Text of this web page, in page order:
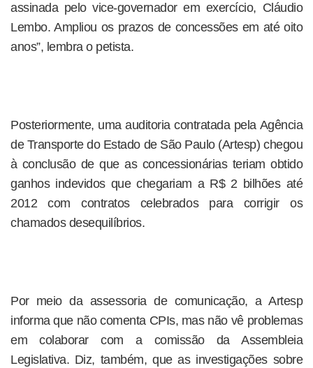
assinada pelo vice-governador em exercício, Cláudio
Lembo. Ampliou os prazos de concessões em até oito
anos”, lembra o petista.
Posteriormente, uma auditoria contratada pela Agência
de Transporte do Estado de São Paulo (Artesp) chegou
à conclusão de que as concessionárias teriam obtido
ganhos indevidos que chegariam a R$ 2 bilhões até
2012 com contratos celebrados para corrigir os
chamados desequilíbrios.
Por meio da assessoria de comunicação, a Artesp
informa que não comenta CPIs, mas não vê problemas
em colaborar com a comissão da Assembleia
Legislativa. Diz, também, que as investigações sobre